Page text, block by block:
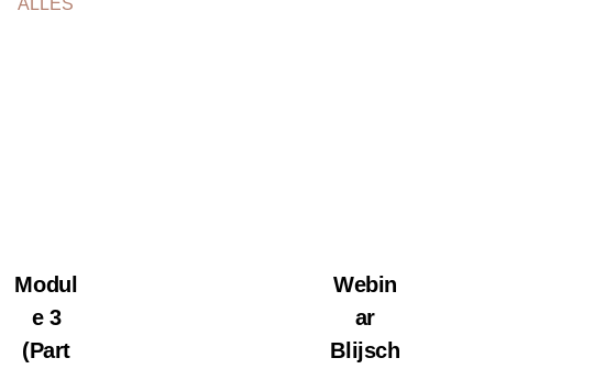
Modul
e 3
(Part
Webin
ar
Blijsch